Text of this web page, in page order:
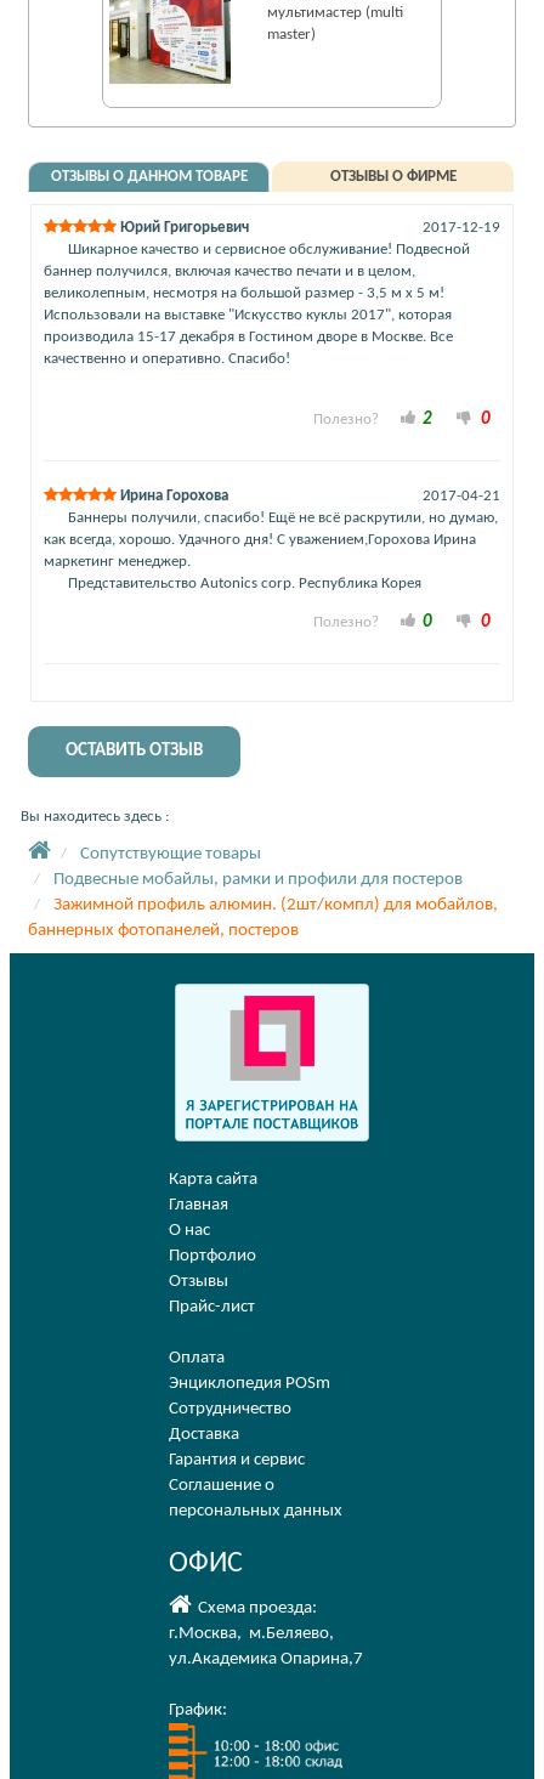
мультимастер (multi
master)
ОТЗЫВЫ О ДАННОМ ТОВАРЕ ОТЗЫВЫ О ФИРМЕ
Юрий Григорьевич
2017-12-19
Шикарное качество и сервисное обслуживание! Подвесной
баннер получился, включая качество печати и в целом,
великолепным, несмотря на большой размер - 3,5 м х 5 м!
Использовали на выставке "Искусство куклы 2017", которая
производила 15-17 декабря в Гостином дворе в Москве. Все
качественно и оперативно. Спасибо!
Полезно? 2 0
Ирина Горохова
2017-04-21
Баннеры получили, спасибо! Ещё не всё раскрутили, но думаю,
как всегда, хорошо. Удачного дня! С уважением,Горохова Ирина
маркетинг менеджер.
Представительство Autonics corp. Республика Корея
Полезно? 0 0
ОСТАВИТЬ ОТЗЫВ
Вы находитесь здесь :
Сопутствующие товары
Подвесные мобайлы, рамки и профили для постеров
Зажимной профиль алюмин. (2шт/компл) для мобайлов,
баннерных фотопанелей, постеров
Карта сайта
Главная
О нас
Портфолио
Отзывы
Прайс-лист
Оплата
Энциклопедия POSm
Сотрудничество
Доставка
Гарантия и сервис
Соглашение о
персональных данных
ОФИС
Схема проезда:
г.Москва, м.Беляево,
ул.Академика Опарина,7
График: